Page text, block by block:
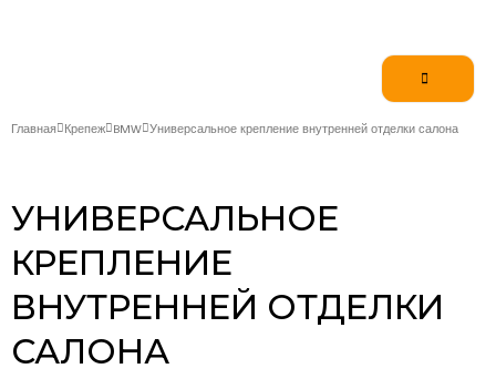
Главная Крепеж BMW Универсальное крепление внутренней отделки салона
УНИВЕРСАЛЬНОЕ
КРЕПЛЕНИЕ
ВНУТРЕННЕЙ ОТДЕЛКИ
САЛОНА